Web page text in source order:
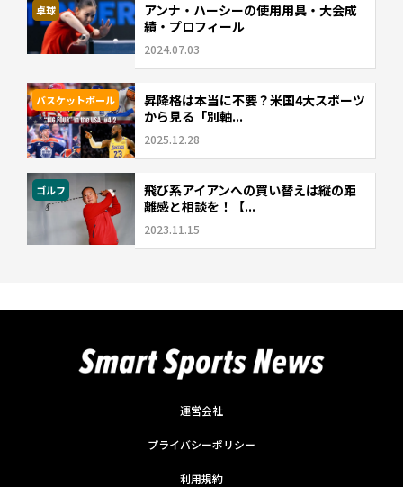
卓球
アンナ・ハーシーの使用用具・大会成
績・プロフィール
2024.07.03
バスケットボール
昇降格は本当に不要？米国4大スポーツ
から見る「別軸...
2025.12.28
ゴルフ
飛び系アイアンへの買い替えは縦の距
離感と相談を！【...
2023.11.15
運営会社
プライバシーポリシー
利用規約